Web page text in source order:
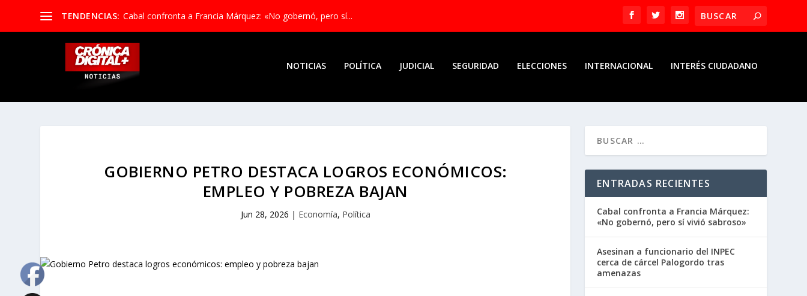
TENDENCIAS: Cabal confronta a Francia Márquez: «No gobernó, pero sí...
NOTICIAS POLÍTICA JUDICIAL SEGURIDAD ELECCIONES INTERNACIONAL INTERÉS CIUDADANO
GOBIERNO PETRO DESTACA LOGROS ECONÓMICOS:
EMPLEO Y POBREZA BAJAN
Jun 28, 2026 | Economía, Política
ENTRADAS RECIENTES
Cabal confronta a Francia Márquez:
«No gobernó, pero sí vivió sabroso»
Asesinan a funcionario del INPEC
cerca de cárcel Palogordo tras
amenazas